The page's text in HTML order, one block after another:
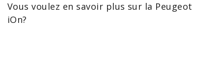
Vous voulez en savoir plus sur la Peugeot
iOn?